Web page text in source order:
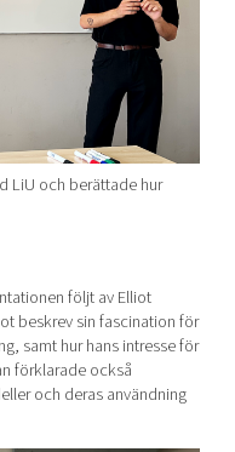
LiU och berättade hur
följt av Elliot
beskrev sin fascination för
samt hur hans intresse för
förklarade också
och deras användning